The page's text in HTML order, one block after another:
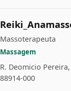
Massoterapeuta
Massagem
R. Deomicio
88914-000